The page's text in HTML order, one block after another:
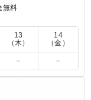
りです。連日の行
りください。
定められた加熱調
がりいただけま
式会社
無料
13
（木）
14
（金）
－ －